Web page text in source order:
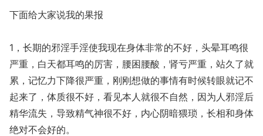
下面给大家说我的果报
1，长期的邪淫手淫使我现在身体非常的不好，头晕耳鸣很
严重，白天都耳鸣的厉害，腰困腰酸，肾亏严重，站久了就
累，记忆力下降很严重，刚刚想做的事情有时候转眼就记不
起来了，体质很不好，看见本人就很不自然，因为人邪淫后
精华流失，导致精气神很不好，内心阴暗猥琐，长相和身体
绝对不会好的。